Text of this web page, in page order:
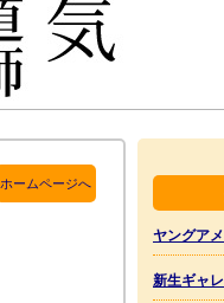
ホームページへ
ヤングア
新生ギャ